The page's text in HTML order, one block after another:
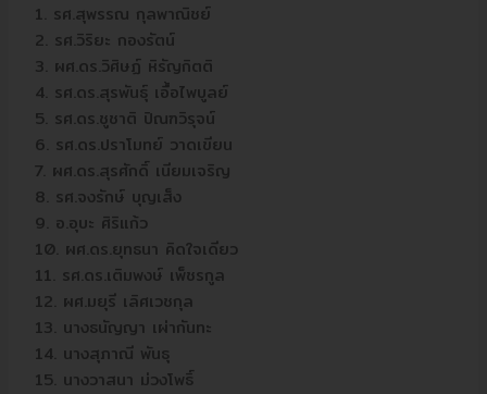
1. รศ.สุพรรณ กุลพาณิชย์
2. รศ.วิริยะ กองรัตน์
3. ผศ.ดร.วิศิษฏ์ หิรัญกิตติ
4. รศ.ดร.สุรพันธุ์ เอื้อไพบูลย์
5. รศ.ดร.ชูชาติ ปิณฑวิรุจน์
6. รศ.ดร.ปราโมทย์ วาดเขียน
7. ผศ.ดร.สุรศักดิ์ เนียมเจริญ
8. รศ.จงรักษ์ บุญเส็ง
9. อ.อุบะ ศิริแก้ว
10. ผศ.ดร.ยุทธนา คิดใจเดียว
11. รศ.ดร.เติมพงษ์ เพ็ชรกูล
12. ผศ.มยุรี เลิศเวชกุล
13. นางธนัญญา เผ่ากันทะ
14. นางสุภาณี พันธุ
15. นางวาสนา ม่วงโพธิ์